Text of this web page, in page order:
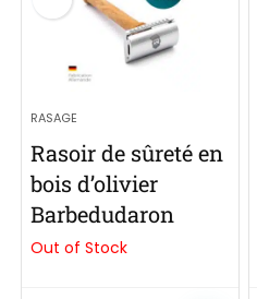
RASAGE
Rasoir de sûreté en
bois d’olivier
Barbedudaron
Out of Stock